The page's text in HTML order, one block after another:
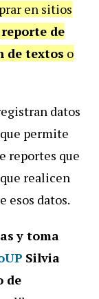
en sitios
reporte de
de textos o
datos
permite
reportes que
realicen
esos datos.
y toma
Silvia
de